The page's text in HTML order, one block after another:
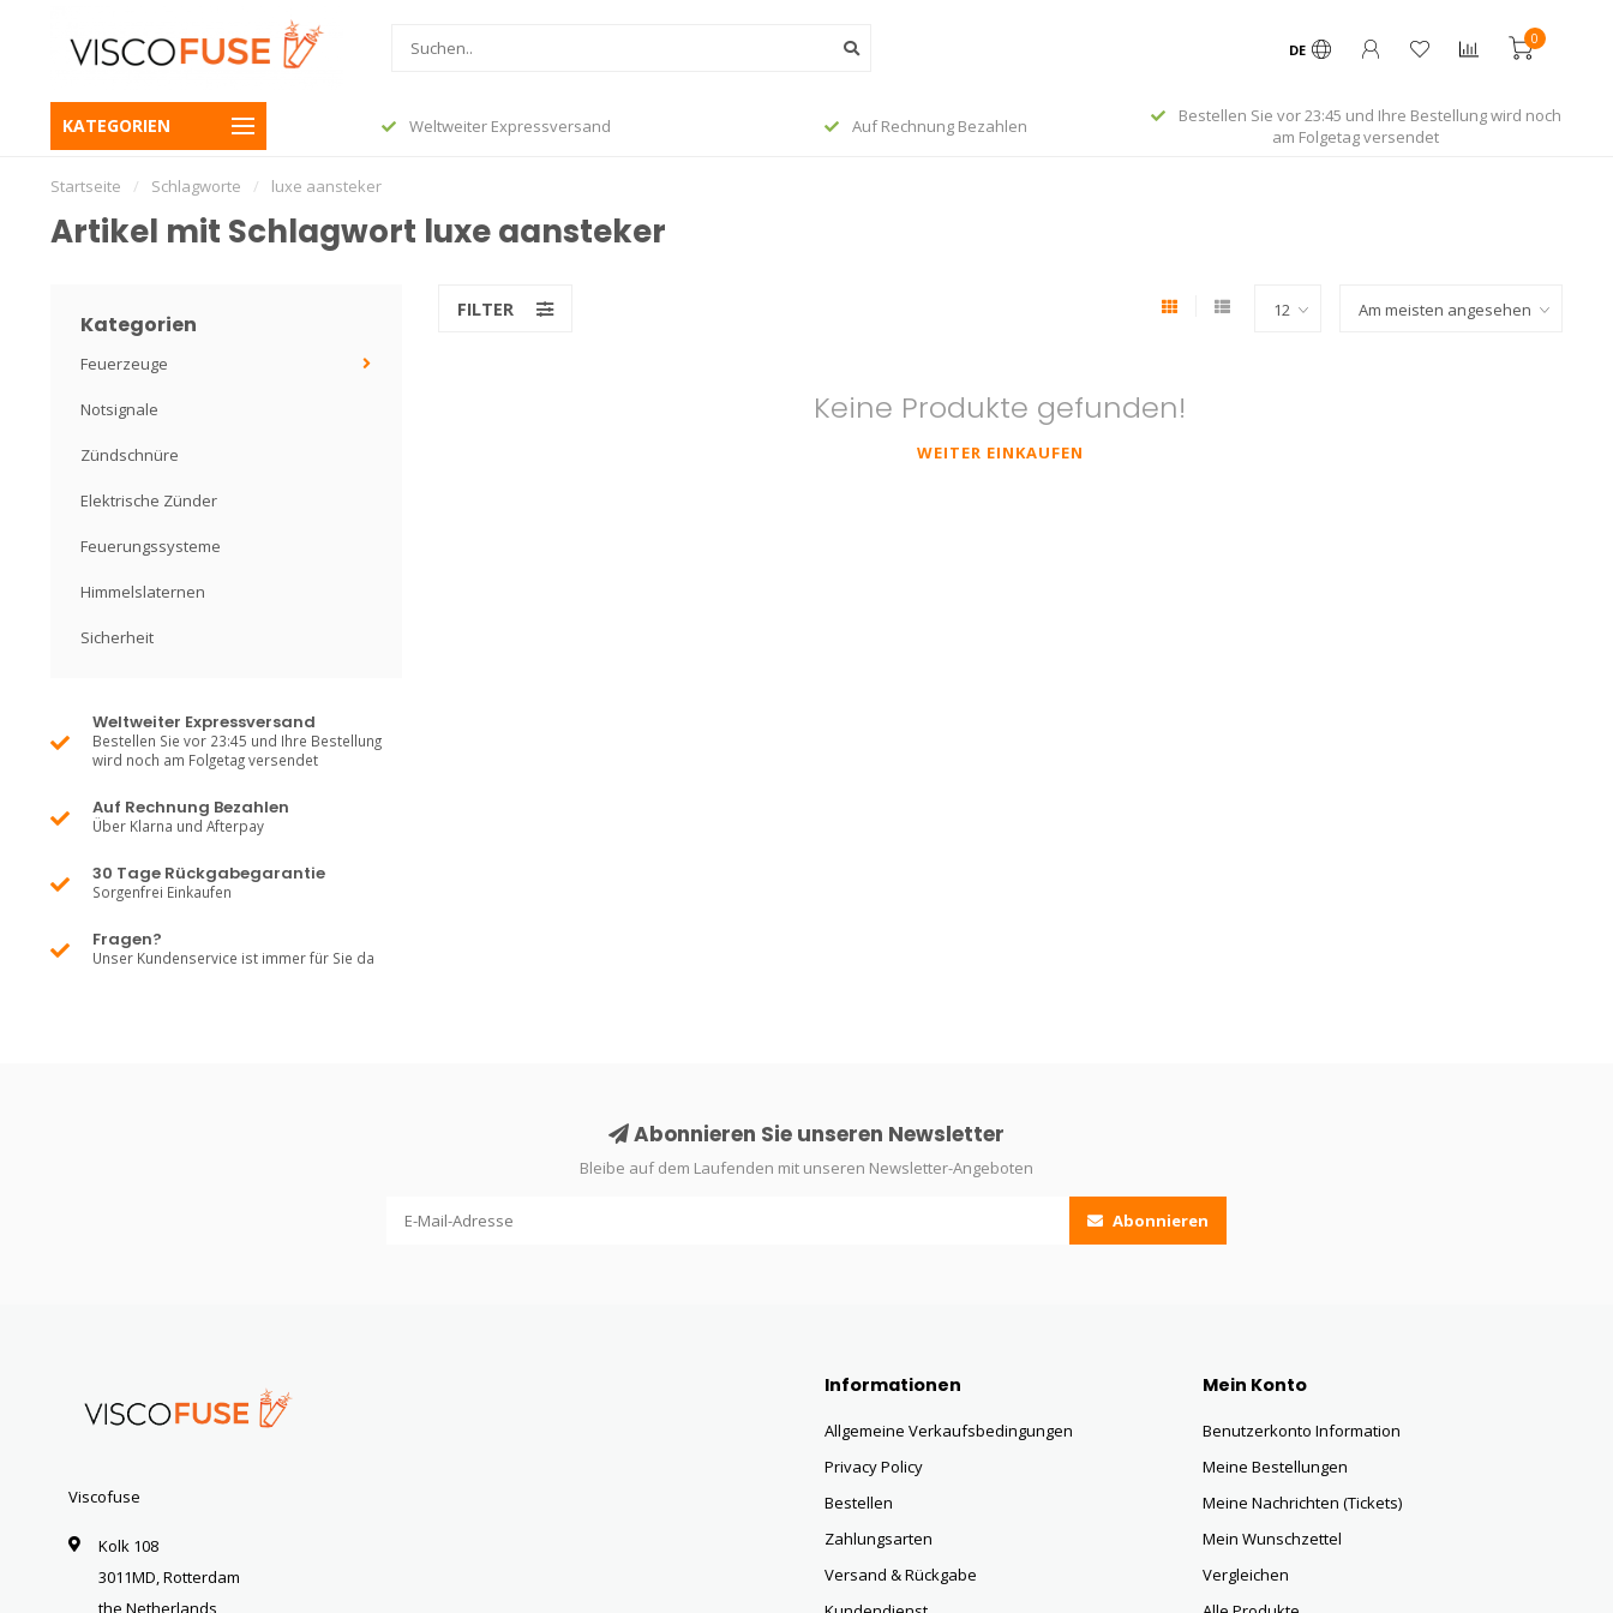
DE
0
KATEGORIEN
23:45 und Ihre Bestellung wird noch
Folgetag versendet
Weltweiter Expressversand Auf Rechnung Bezahlen
Bestellen Sie vor 23:45 und Ihre Bestellung wird noch
am Folgetag versendet
Startseite / Schlagworte / luxe aansteker
Artikel mit Schlagwort luxe aansteker
Kategorien
Feuerzeuge
Notsignale
Zündschnüre
Elektrische Zünder
Feuerungssysteme
Himmelslaternen
Sicherheit
Weltweiter Expressversand
Bestellen Sie vor 23:45 und Ihre Bestellung
wird noch am Folgetag versendet
Auf Rechnung Bezahlen
Über Klarna und Afterpay
30 Tage Rückgabegarantie
Sorgenfrei Einkaufen
Fragen?
Unser Kundenservice ist immer für Sie da
FILTER
Keine Produkte gefunden!
WEITER EINKAUFEN
Abonnieren Sie unseren Newsletter
Bleibe auf dem Laufenden mit unseren Newsletter-Angeboten
Abonnieren
Viscofuse
Kolk 108
3011MD, Rotterdam
the Netherlands
Informationen
Allgemeine Verkaufsbedingungen
Privacy Policy
Bestellen
Zahlungsarten
Versand & Rückgabe
Mein Konto
Benutzerkonto Information
Meine Bestellungen
Meine Nachrichten (Tickets)
Mein Wunschzettel
Vergleichen